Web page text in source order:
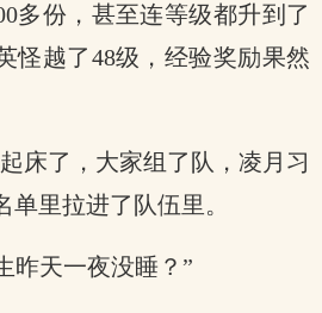
多份，甚至连等级都升到了
怪越了48级，经验奖励果然
床了，大家组了队，凌月习
里拉进了队伍里。
昨天一夜没睡？”